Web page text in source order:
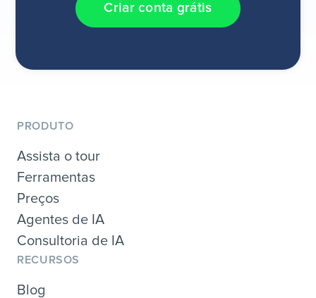
Criar conta grátis
PRODUTO
Assista o tour
Ferramentas
Preços
Agentes de IA
Consultoria de IA
RECURSOS
Blog